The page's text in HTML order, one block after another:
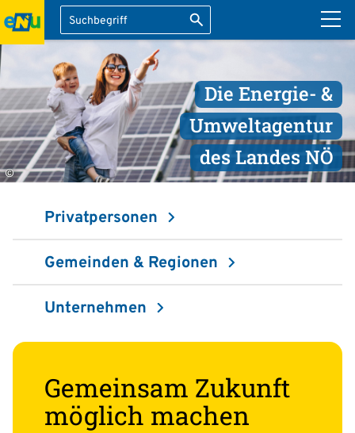
Suche Suche starten
überspringen
©
Die Energie- &
Umweltagentur
des Landes NÖ
Privatpersonen
Gemeinden & Regionen
Unternehmen
Gemeinsam Zukunft
möglich machen